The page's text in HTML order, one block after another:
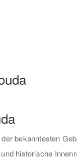
bekanntesten
historische